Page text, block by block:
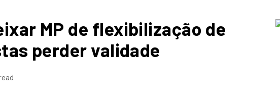
MP de flexibilização de
perder validade